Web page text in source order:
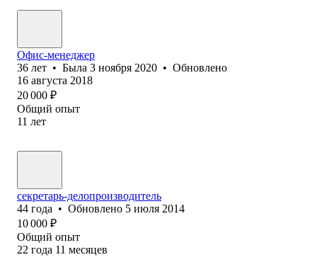
Офис-менеджер
36 лет • Была 3 ноября 2020 • Обновлено
16 августа 2018
20 000 ₽
Общий опыт
11 лет
секретарь-делопроизводитель
44 года • Обновлено 5 июля 2014
10 000 ₽
Общий опыт
22 года 11 месяцев